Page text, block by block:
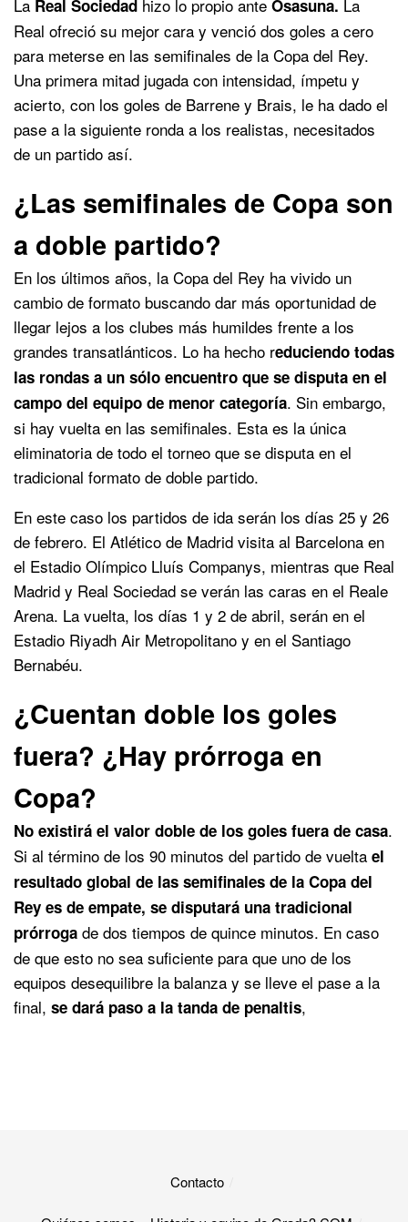
La Real Sociedad hizo lo propio ante Osasuna. La
Real ofreció su mejor cara y venció dos goles a cero
para meterse en las semifinales de la Copa del Rey.
Una primera mitad jugada con intensidad, ímpetu y
acierto, con los goles de Barrene y Brais, le ha dado el
pase a la siguiente ronda a los realistas, necesitados
de un partido así.
¿Las semifinales de Copa son
a doble partido?
En los últimos años, la Copa del Rey ha vivido un
cambio de formato buscando dar más oportunidad de
llegar lejos a los clubes más humildes frente a los
grandes transatlánticos. Lo ha hecho reduciendo todas
las rondas a un sólo encuentro que se disputa en el
campo del equipo de menor categoría. Sin embargo,
si hay vuelta en las semifinales. Esta es la única
eliminatoria de todo el torneo que se disputa en el
tradicional formato de doble partido.
En este caso los partidos de ida serán los días 25 y 26
de febrero. El Atlético de Madrid visita al Barcelona en
el Estadio Olímpico Lluís Companys, mientras que Real
Madrid y Real Sociedad se verán las caras en el Reale
Arena. La vuelta, los días 1 y 2 de abril, serán en el
Estadio Riyadh Air Metropolitano y en el Santiago
Bernabéu.
¿Cuentan doble los goles
fuera? ¿Hay prórroga en
Copa?
No existirá el valor doble de los goles fuera de casa.
Si al término de los 90 minutos del partido de vuelta el
resultado global de las semifinales de la Copa del
Rey es de empate, se disputará una tradicional
prórroga de dos tiempos de quince minutos. En caso
de que esto no sea suficiente para que uno de los
equipos desequilibre la balanza y se lleve el pase a la
final, se dará paso a la tanda de penaltis,
Contacto